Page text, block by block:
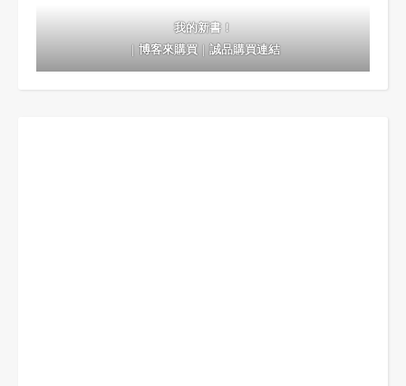
我的新書！
｜博客來購買｜誠品購買連結